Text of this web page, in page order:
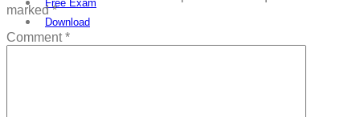
Free Exam
Download
marked*
Comment*